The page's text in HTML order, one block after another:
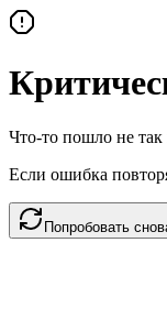
Что-то пошло не так
Если ошибка
Попробовать